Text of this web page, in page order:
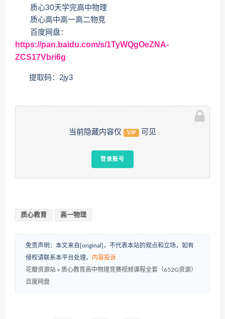
质心30天学完高中物理
质心高中高一高二物竞
百度网盘：
https://pan.baidu.com/s/1TyWQgOeZNA-
ZCS17Vbri6g
提取码：2jy3
当前隐藏内容仅 VIP 可见
登录账号
质心教育 高一物理
免责声明：本文来自[original]，不代表本站的观点和立场，如有
侵权请联系本平台处理。 内容投诉
花瓣资源站 » 质心教育高中物理竞赛视频课程全套（652G资源）
百度网盘